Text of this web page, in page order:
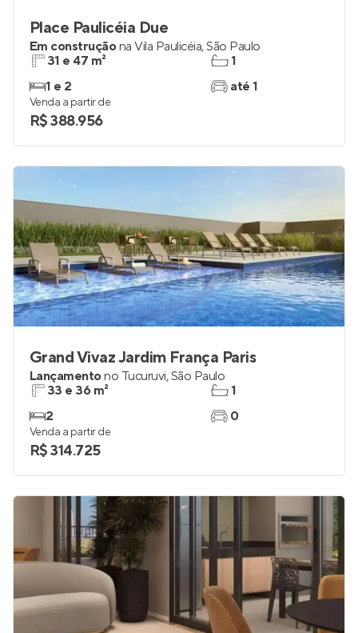
Place Paulicéia Due
Em construçãona Vila Paulicéia,São Paulo
31 e 47 m²
1 e 2
1
até 1
Venda a partir de
R$ 388.956
Grand Vivaz Jardim França Paris
Lançamentono Tucuruvi,São Paulo
33 e 36 m²
2
1
0
Venda a partir de
R$ 314.725